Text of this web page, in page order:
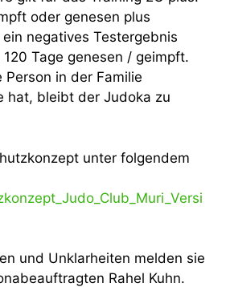
oder genesen plus
negatives Testergebnis
Tage genesen / geimpft.
Person in der Familie
hat, bleibt der Judoka zu
unter folgendem
und Unklarheiten melden sie
Rahel Kuhn.